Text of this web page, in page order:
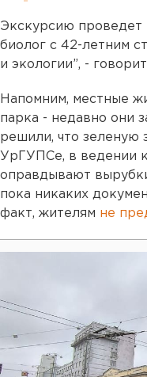
Экскурсию проведет
биолог с 42-летним
и экологии”, -
Напомним, местные
парка - недавно они
решили, что зеленую
УрГУПСе, в ведении
оправдывают
пока никаких
факт, жителям не